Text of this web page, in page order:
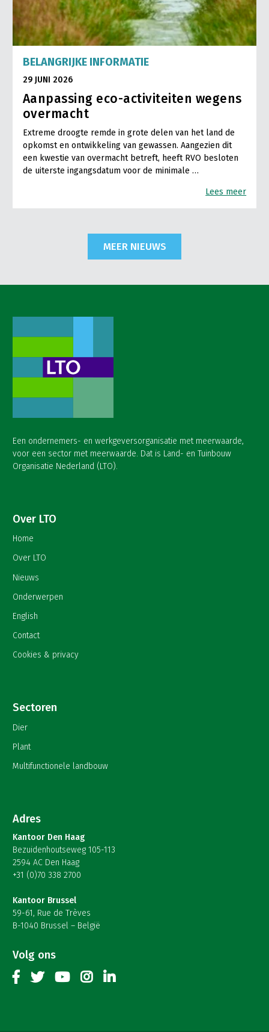
BELANGRIJKE INFORMATIE
29 JUNI 2026
Aanpassing eco-activiteiten wegens
overmacht
Extreme droogte remde in grote delen van het land de
opkomst en ontwikkeling van gewassen. Aangezien dit
een kwestie van overmacht betreft, heeft RVO besloten
de uiterste ingangsdatum voor de minimale …
Lees meer
MEER NIEUWS
Een ondernemers- en werkgeversorganisatie met meerwaarde,
voor een sector met meerwaarde. Dat is Land- en Tuinbouw
Organisatie Nederland (LTO).
Over LTO
Home
Over LTO
Nieuws
Onderwerpen
English
Contact
Cookies & privacy
Sectoren
Dier
Plant
Multifunctionele landbouw
Adres
Kantoor Den Haag
Bezuidenhoutseweg 105-113
2594 AC Den Haag
+31 (0)70 338 2700
Kantoor Brussel
59-61, Rue de Trèves
B-1040 Brussel – België
Volg ons